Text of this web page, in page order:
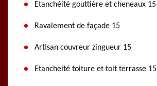
Etanchéité gouttière et cheneaux 15
Ravalement de façade 15
Artisan couvreur zingueur 15
Etancheité toiture et toit terrasse 15